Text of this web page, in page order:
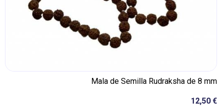
Mala de Semilla Rudraksha de 8 mm
12,50 €